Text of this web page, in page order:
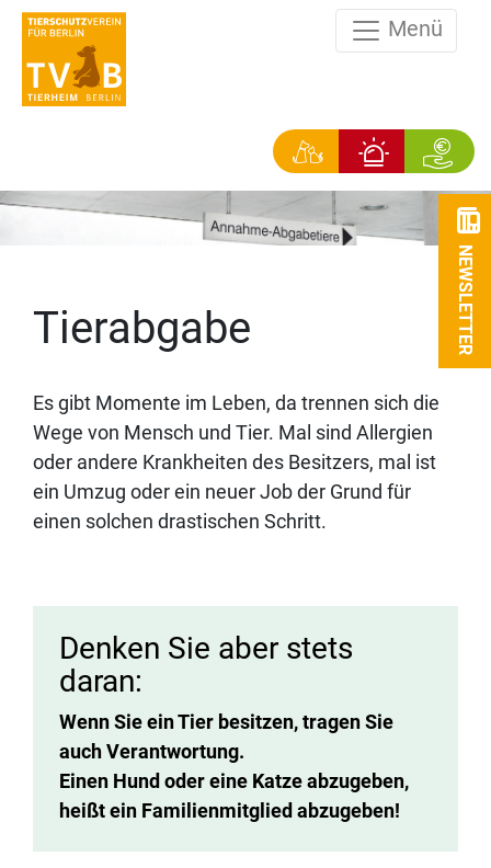
Menü
NEWSLETTER
Tierabgabe
Es gibt Momente im Leben, da trennen sich die
Wege von Mensch und Tier. Mal sind Allergien
oder andere Krankheiten des Besitzers, mal ist
ein Umzug oder ein neuer Job der Grund für
einen solchen drastischen Schritt.
Denken Sie aber stets
daran:
Wenn Sie ein Tier besitzen, tragen Sie
auch Verantwortung.
Einen Hund oder eine Katze abzugeben,
heißt ein Familienmitglied abzugeben!